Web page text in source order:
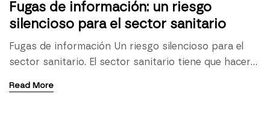
Fugas de información: un riesgo
silencioso para el sector sanitario
Fugas de información Un riesgo silencioso para el
sector sanitario. El sector sanitario tiene que hacer
ciberseguridad. Como las fugas de información. De
Read More